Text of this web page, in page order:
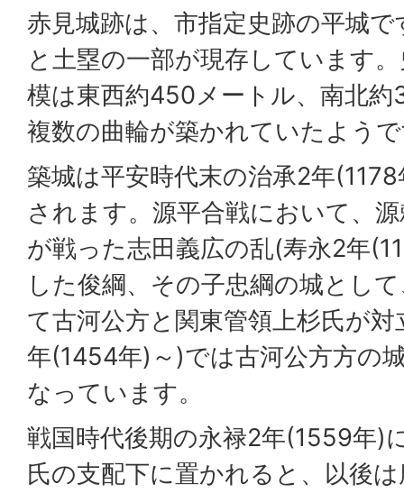
赤見城跡は、市指定史跡の平城
と土塁の一部が現存しています
模は東西約450メートル、南北
複数の曲輪が築かれていたよう
築城は平安時代末の治承2年
されます。源平合戦において、
が戦った志田義広の乱(寿永2年
した俊綱、その子忠綱の城とし
て古河公方と関東管領上杉氏が
年(1454年)～)では古河公方方の
なっています。
戦国時代後期の永禄2年(1559年)
氏の支配下に置かれると、以後